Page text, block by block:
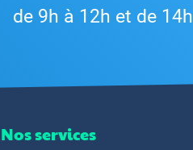
de 9h à 12h et de
Nos services